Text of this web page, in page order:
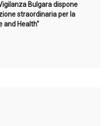
Bulgara dispone
straordinaria per la
and Health"